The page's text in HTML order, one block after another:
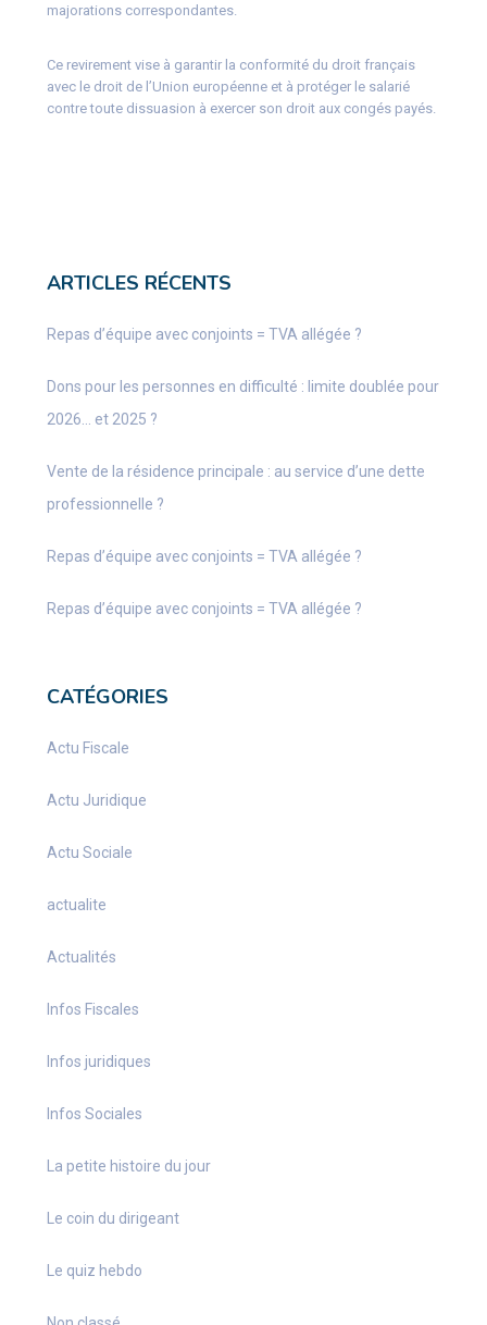
majorations correspondantes.
Ce revirement vise à garantir la conformité du droit français
avec le droit de l’Union européenne et à protéger le salarié
contre toute dissuasion à exercer son droit aux congés payés.
ARTICLES RÉCENTS
Repas d’équipe avec conjoints = TVA allégée ?
Dons pour les personnes en difficulté : limite doublée pour
2026… et 2025 ?
Vente de la résidence principale : au service d’une dette
professionnelle ?
Repas d’équipe avec conjoints = TVA allégée ?
Repas d’équipe avec conjoints = TVA allégée ?
CATÉGORIES
Actu Fiscale
Actu Juridique
Actu Sociale
actualite
Actualités
Infos Fiscales
Infos juridiques
Infos Sociales
La petite histoire du jour
Le coin du dirigeant
Le quiz hebdo